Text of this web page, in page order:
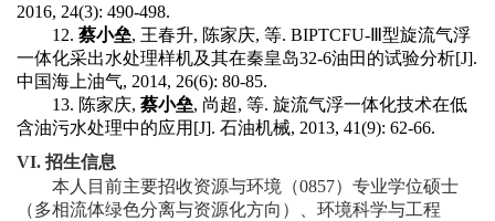
2016, 24(3): 490-498.
12. 蔡小垒, 王春升, 陈家庆, 等. BIPTCFU-Ⅲ 型旋流气浮
一体化采出水处理样机及其在秦皇岛32-6油田的试验分析[J].
中国海上油气, 2014, 26(6): 80-85.
13. 陈家庆, 蔡小垒, 尚超, 等. 旋流气浮一体化技术在低
含油污水处理中的应用 [J]. 石油机械, 2013, 41(9): 62-66.
VI. 招生信息
本人目前主要招收资源与环境（0857）专业学位硕士
（多相流体绿色分离与资源化方向 ）、环境科学与工程